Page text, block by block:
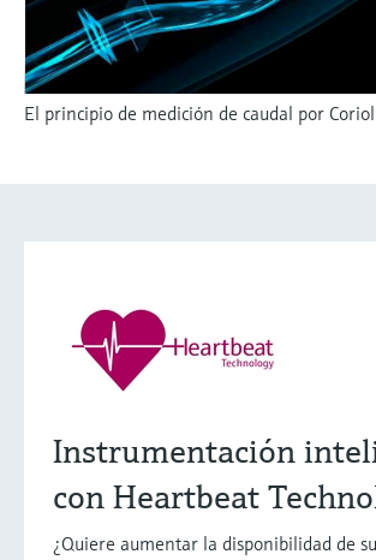
El principio de medición de caudal por
Instrumentación
con Heartbeat
¿Quiere aumentar la disponibilidad de